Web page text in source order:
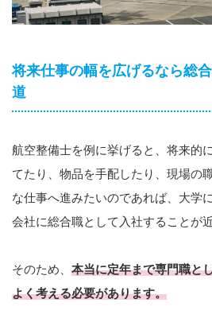
将来仕事の幅を広げるなら総
道
航空整備士を例に挙げると、将来的
てたり、物品を手配したり、現場の
な仕事へ進みたいのであれば、大学
会社に総合職として入社することが
そのため、 本当に定年まで専門職と
よく考える必要があります。